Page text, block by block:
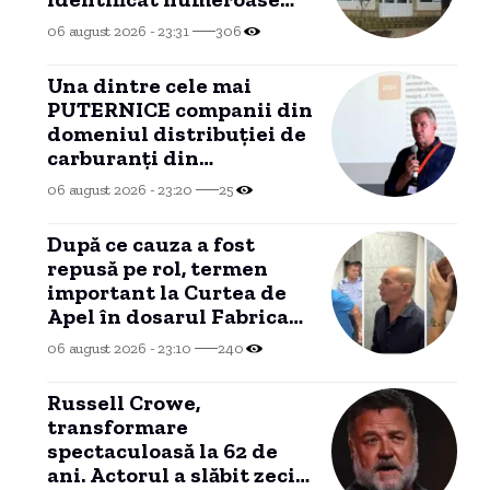
nereguli
06 august 2026 - 23:31 306
Una dintre cele mai
PUTERNICE companii din
domeniul distribuției de
carburanți din
CONSTANȚA, investiție
în Portul Tisovița.
06 august 2026 - 23:20 25
După ce cauza a fost
repusă pe rol, termen
important la Curtea de
Apel în dosarul Fabrica
de Moșteniri
06 august 2026 - 23:10 240
Russell Crowe,
transformare
spectaculoasă la 62 de
ani. Actorul a slăbit zeci